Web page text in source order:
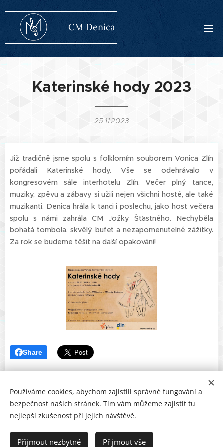
CM Denica
Katerinské hody 2023
25.11.2023
Již tradičně jsme spolu s folklorním souborem Vonica Zlín
pořádali Katerinské hody. Vše se odehrávalo v
kongresovém sále interhotelu Zlín. Večer plný tance,
muziky, zpěvu a zábavy si užili nejen všichni hosté, ale také
muzikanti. Denica hrála k tanci i poslechu, jako host večera
spolu s námi zahrála CM Jožky Šťastného. Nechyběla
bohatá tombola, skvělý bufet a nezapomenutelné zážitky.
Za rok se budeme těšit na další opakování!
Share
svatby | oslavy | firemní večírky | veřejná produkce
Používáme cookies, abychom zajistili správné fungování a
bezpečnost našich stránek. Tím vám můžeme zajistit tu
nejlepší zkušenost při jejich návštěvě.
Přijmout nezbytné Přijmout vše